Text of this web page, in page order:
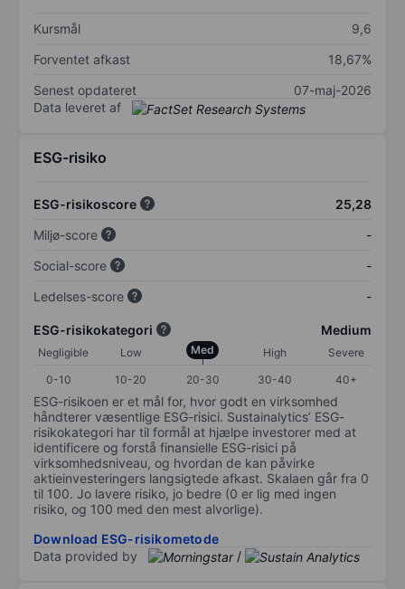
Kursmål
9,6
Forventet afkast
18,67%
Senest opdateret
07-maj-2026
Data leveret af
ESG-risiko
ESG-risikoscore
25,28
Miljø-score
-
Social-score
-
Ledelses-score
-
ESG-risikokategori Medium
Negligible Low Med High
Severe
0-10
10-20 20-30 30-40 40+
ESG-risikoen er et mål for, hvor godt en virksomhed
håndterer væsentlige ESG-risici. Sustainalytics’ ESG-
risikokategori har til formål at hjælpe investorer med at
identificere og forstå finansielle ESG-risici på
virksomhedsniveau, og hvordan de kan påvirke
aktieinvesteringers langsigtede afkast. Skalaen går fra 0
til 100. Jo lavere risiko, jo bedre (0 er lig med ingen
risiko, og 100 med den mest alvorlige).
Download ESG-risikometode
Data provided by
/